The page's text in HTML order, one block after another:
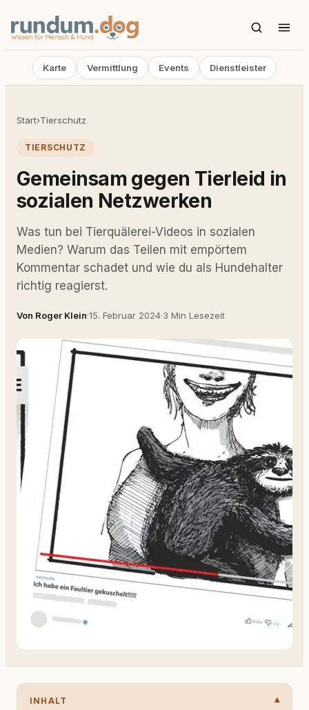
Karte Vermittlung Events Dienstleister
Start›Tierschutz
TIERSCHUTZ
Gemeinsam gegen Tierleid in
sozialen Netzwerken
Was tun bei Tierquälerei-Videos in sozialen
Medien? Warum das Teilen mit empörtem
Kommentar schadet und wie du als Hundehalter
richtig reagierst.
Von Roger Klein·15. Februar 2024·3 Min Lesezeit
INHALT